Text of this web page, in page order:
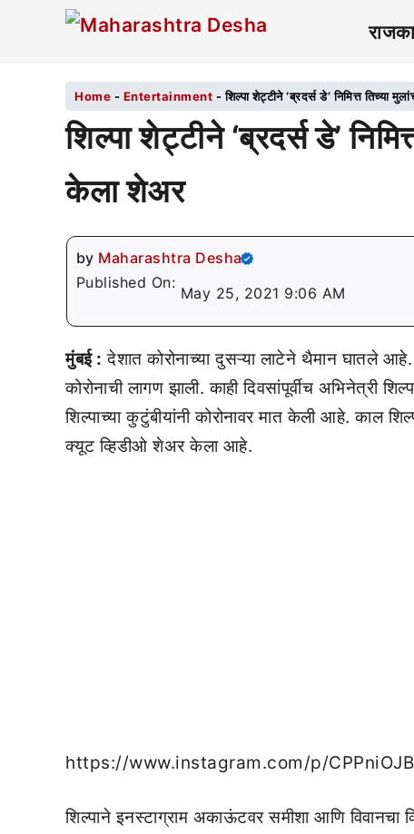
Home - Entertainment -शिल्पा शेट्टीने ‘ब्रदर्स डे’ निमित्त तिच्या
शिल्पा शेट्टीने ‘ब्रदर्स डे’
केला शेअर
by Maharashtra Desha
Published On:
May 25, 2021 9:06 AM
मुंबई : देशात कोरोनाच्या दुसऱ्या लाटेने थैमान घातले
कोरोनाची लागण झाली. काही दिवसांपूर्वीच अभिनेत्री
शिल्पाच्या कुटुंबीयांनी कोरोनावर मात केली आहे. काल
क्यूट व्हिडीओ शेअर केला आहे.
https://www.instagram.com/p/
शिल्पाने इनस्टाग्राम अकाऊंटवर समीशा आणि